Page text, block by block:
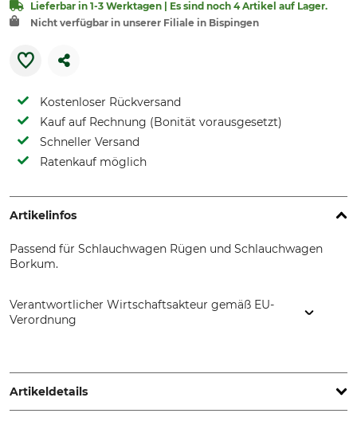
Lieferbar in 1-3 Werktagen | Es sind noch 4 Artikel auf Lager.
Nicht verfügbar in unserer Filiale in Bispingen
Kostenloser Rückversand
Kauf auf Rechnung (Bonität vorausgesetzt)
Schneller Versand
Ratenkauf möglich
Artikelinfos
Passend für Schlauchwagen Rügen und Schlauchwagen
Borkum.
Verantwortlicher Wirtschaftsakteur gemäß EU-
Verordnung
www.grube.de
Artikeldetails